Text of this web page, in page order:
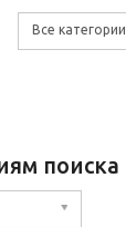
Все категории
поиска